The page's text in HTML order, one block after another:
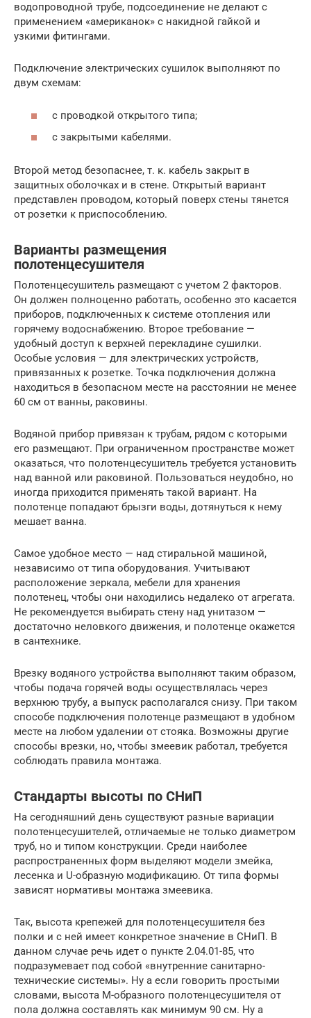
водопроводной трубе, подсоединение не делают с
применением «американок» с накидной гайкой и
узкими фитингами.
Подключение электрических сушилок выполняют по
двум схемам:
с проводкой открытого типа;
с закрытыми кабелями.
Второй метод безопаснее, т. к. кабель закрыт в
защитных оболочках и в стене. Открытый вариант
представлен проводом, который поверх стены тянется
от розетки к приспособлению.
Варианты размещения
полотенцесушителя
Полотенцесушитель размещают с учетом 2 факторов.
Он должен полноценно работать, особенно это касается
приборов, подключенных к системе отопления или
горячему водоснабжению. Второе требование —
удобный доступ к верхней перекладине сушилки.
Особые условия — для электрических устройств,
привязанных к розетке. Точка подключения должна
находиться в безопасном месте на расстоянии не менее
60 см от ванны, раковины.
Водяной прибор привязан к трубам, рядом с которыми
его размещают. При ограниченном пространстве может
оказаться, что полотенцесушитель требуется установить
над ванной или раковиной. Пользоваться неудобно, но
иногда приходится применять такой вариант. На
полотенце попадают брызги воды, дотянуться к нему
мешает ванна.
Самое удобное место — над стиральной машиной,
независимо от типа оборудования. Учитывают
расположение зеркала, мебели для хранения
полотенец, чтобы они находились недалеко от агрегата.
Не рекомендуется выбирать стену над унитазом —
достаточно неловкого движения, и полотенце окажется
в сантехнике.
Врезку водяного устройства выполняют таким образом,
чтобы подача горячей воды осуществлялась через
верхнюю трубу, а выпуск располагался снизу. При таком
способе подключения полотенце размещают в удобном
месте на любом удалении от стояка. Возможны другие
способы врезки, но, чтобы змеевик работал, требуется
соблюдать правила монтажа.
Стандарты высоты по СНиП
На сегодняшний день существуют разные вариации
полотенцесушителей, отличаемые не только диаметром
труб, но и типом конструкции. Среди наиболее
распространенных форм выделяют модели змейка,
лесенка и U-образную модификацию. От типа формы
зависят нормативы монтажа змеевика.
Так, высота крепежей для полотенцесушителя без
полки и с ней имеет конкретное значение в СНиП. В
данном случае речь идет о пункте 2.04.01-85, что
подразумевает под собой «внутренние санитарно-
технические системы». Ну а если говорить простыми
словами, высота М-образного полотенцесушителя от
пола должна составлять как минимум 90 см. Ну а